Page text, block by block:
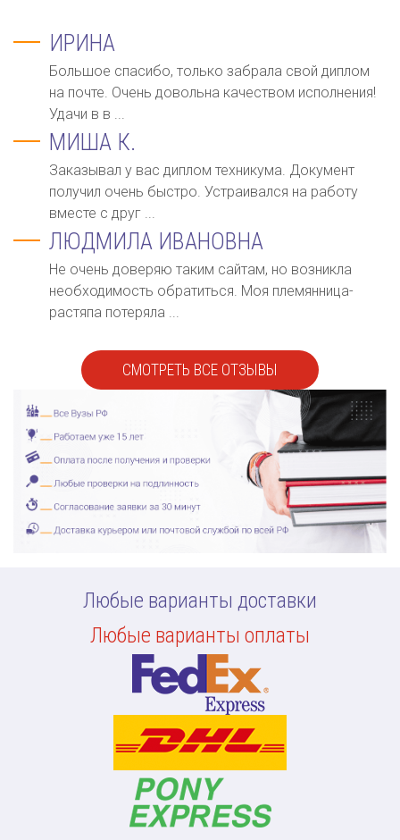
ИРИНА
Большое спасибо, только забрала свой диплом
на почте. Очень довольна качеством исполнения!
Удачи в в ...
МИША К.
Заказывал у вас диплом техникума. Документ
получил очень быстро. Устраивался на работу
вместе с друг ...
ЛЮДМИЛА ИВАНОВНА
Не очень доверяю таким сайтам, но возникла
необходимость обратиться. Моя племянница-
растяпа потеряла ...
СМОТРЕТЬ ВСЕ ОТЗЫВЫ
Любые варианты доставки
Любые варианты оплаты